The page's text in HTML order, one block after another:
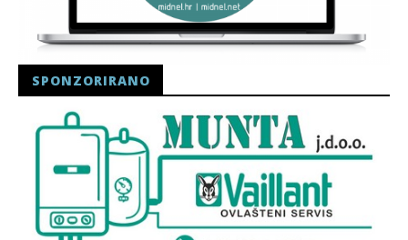
SPONZORIRANO